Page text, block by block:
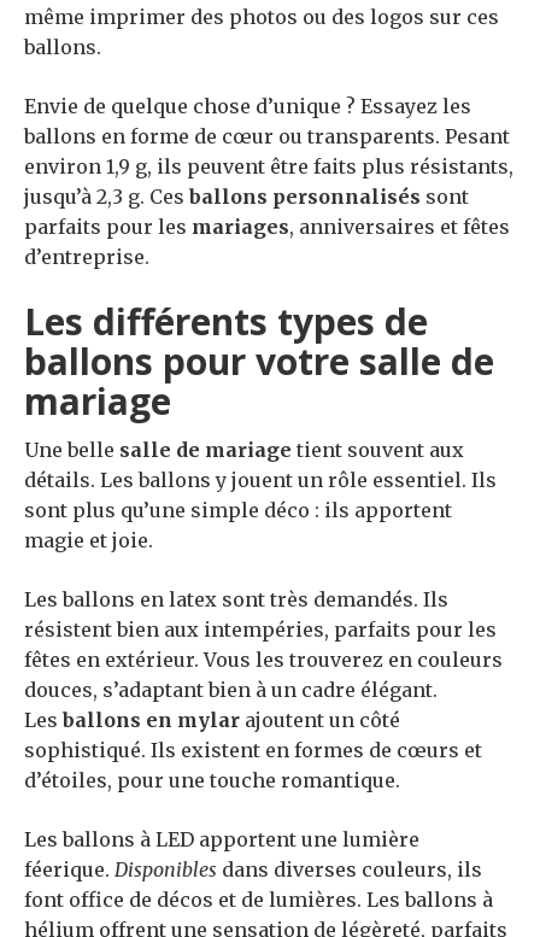
même imprimer des photos ou des logos sur ces
ballons.
Envie de quelque chose d’unique ? Essayez les
ballons en forme de cœur ou transparents. Pesant
environ 1,9 g, ils peuvent être faits plus résistants,
jusqu’à 2,3 g. Cesballons personnalisés sont
parfaits pour les mariages, anniversaires et fêtes
d’entreprise.
Les différents types de
ballons pour votre salle de
mariage
Une belle salle de mariage tient souvent aux
détails. Les ballons y jouent un rôle essentiel. Ils
sont plus qu’une simple déco : ils apportent
magie et joie.
Les ballons en latex sont très demandés. Ils
résistent bien aux intempéries, parfaits pour les
fêtes en extérieur. Vous les trouverez en couleurs
douces, s’adaptant bien à un cadre élégant.
Lesballons en mylar ajoutent un côté
sophistiqué. Ils existent en formes de cœurs et
d’étoiles, pour une touche romantique.
Les ballons à LED apportent une lumière
féerique. Disponibles dans diverses couleurs, ils
font office de décos et de lumières. Les ballons à
hélium offrent une sensation de légèreté, parfaits